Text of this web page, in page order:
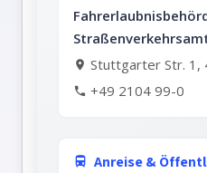
Stuttgarter Str. 1,
+49 2104 99-0
Anreise &